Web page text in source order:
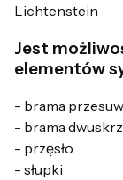
Lichtenstein
Jest
elementów
- brama
- brama
- przęsło
- słupki